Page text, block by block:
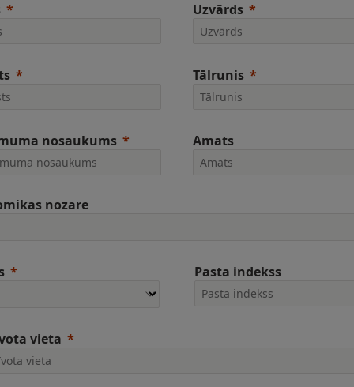
Uzvārds
Tālrunis
nosaukums Amats
nozare
Pasta indekss
vieta